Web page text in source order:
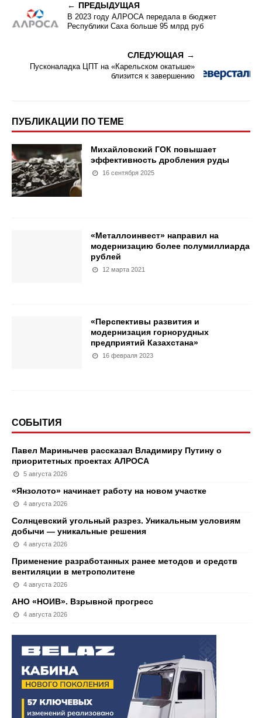
ПРЕДЫДУЩАЯ
В 2023 году АЛРОСА передала в бюджет
Республики Саха больше 95 млрд руб
СЛЕДУЮЩАЯ
Пусконаладка ЦПТ на «Карельском окатыше»
близится к завершению
ПУБЛИКАЦИИ ПО ТЕМЕ
Михайловский ГОК повышает
эффективность дробления руды
16 сентября 2025
«Металлоинвест» направил на
модернизацию более полумиллиарда
рублей
12 марта 2021
«Перспективы развития и
модернизация горнорудных
предприятий Казахстана»
16 февраля 2023
СОБЫТИЯ
Павел Маринычев рассказал Владимиру Путину о
приоритетных проектах АЛРОСА
5 августа 2026
«Янзолото» начинает работу на новом участке
4 августа 2026
Солнцевский угольный разрез. Уникальным условиям
добычи — уникальные решения
4 августа 2026
Применение разработанных ранее методов и средств
вентиляции в метрополитене
4 августа 2026
АНО «НОИВ». Взрывной прогресс
4 августа 2026